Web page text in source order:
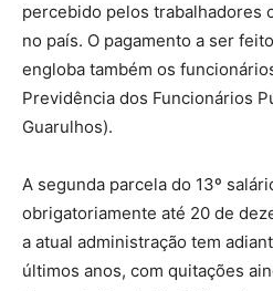
percebido pelos trabalhadores
no país. O pagamento a ser
engloba também os
Previdência dos Funcionários
Guarulhos).
A segunda parcela do 13º
obrigatoriamente até 20 de
a atual administração tem
últimos anos, com quitações